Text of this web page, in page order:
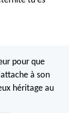
pour que
à son
héritage au